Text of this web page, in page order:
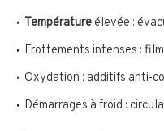
Température élevée :
Frottements intenses :
Oxydation : additifs anti-
Démarrages à froid :